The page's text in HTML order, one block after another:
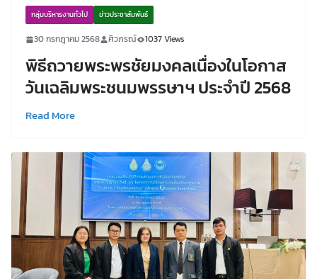
กลุ่มบริหารงานทั่วไป ข่าวประชาสัมพันธ์
30 กรกฎาคม 2568 ศิวภรณ์ 1037 Views
พิธีถวายพระพรชัยมงคลเนื่องในโอกาส
วันเฉลิมพระชนมพรรษาฯ ประจำปี 2568
Read More